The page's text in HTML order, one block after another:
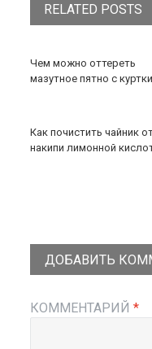
RELATED POSTS
Чем можно оттереть
мазутное пятно с куртки
Как почистить чайник
накипи лимонной
ДОБАВИТЬ
КОММЕНТАРИЙ*